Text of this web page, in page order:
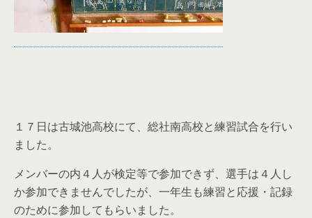
１７日は古城池高校にて、総社南高校と練習試合を行い
ました。
メンバーの内４人が検定等で参加できず、選手は４人し
か参加できませんでしたが、一年生も練習と応援・記録
のために参加してもらいました。